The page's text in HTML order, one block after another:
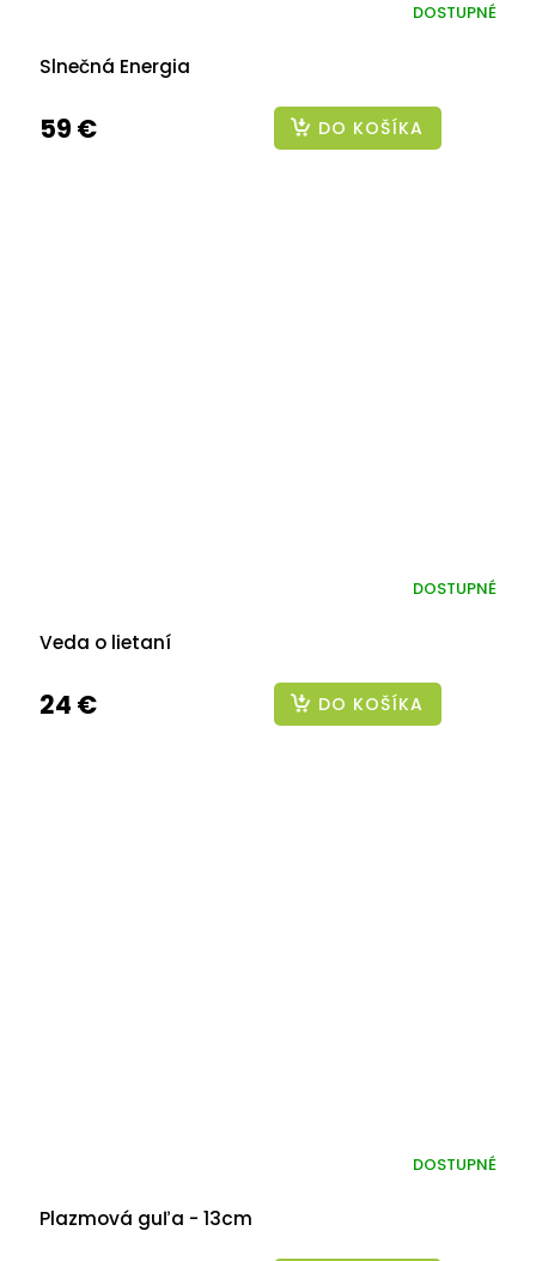
Slnečná Energia
DOSTUPNÉ
59 € DO KOŠÍKA
Veda o lietaní
DOSTUPNÉ
24 € DO KOŠÍKA
Plazmová guľa - 13cm
DOSTUPNÉ